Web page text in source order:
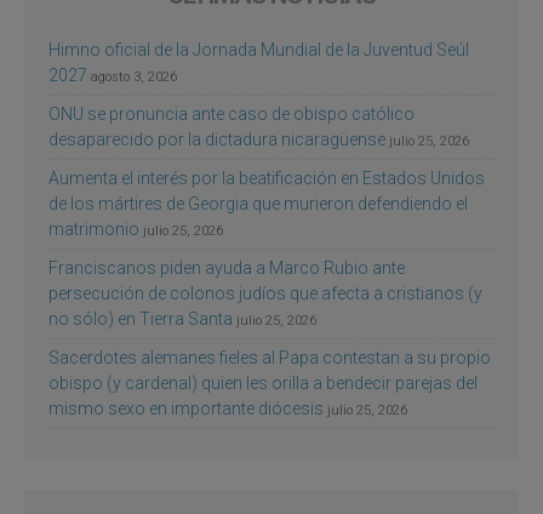
Himno oficial de la Jornada Mundial de la Juventud Seúl
2027 agosto 3, 2026
ONU se pronuncia ante caso de obispo católico
desaparecido por la dictadura nicaragüense julio 25, 2026
Aumenta el interés por la beatificación en Estados Unidos
de los mártires de Georgia que murieron defendiendo el
matrimonio julio 25, 2026
Franciscanos piden ayuda a Marco Rubio ante
persecución de colonos judíos que afecta a cristianos (y
no sólo) en Tierra Santa julio 25, 2026
Sacerdotes alemanes fieles al Papa contestan a su propio
obispo (y cardenal) quien les orilla a bendecir parejas del
mismo sexo en importante diócesis julio 25, 2026